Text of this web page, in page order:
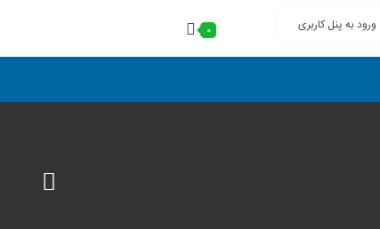
ورود به پنل کاربری 0